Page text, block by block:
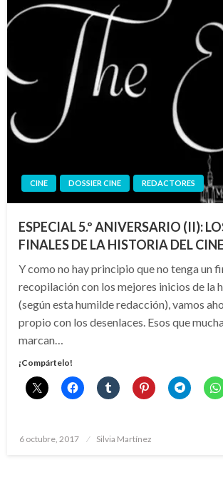
CINE DOSSIER CINE REDACTORES
ESPECIAL 5.º ANIVERSARIO (II):
FINALES DE LA HISTORIA DEL CINE
Y como no hay principio que no tenga un
recopilación con los mejores inicios de la
(según esta humilde redacción), vamos
propio con los desenlaces. Esos que
marcan…
¡Compártelo!
Publicado
6 octubre, 2017 Silvia Martínez